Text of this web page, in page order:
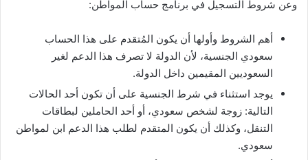
وعن شروط التسجيل في برنامج حساب المواطن:
أهم الشروط وأولها أن يكون المُتقدم على هذا الحساب
سعودي الجنسية، لأن الدولة لا تصرف هذا الدعم لغير
السعوديين المقيمين داخل الدولة.
يوجد استثناء في شرط الجنسية على أن تكون أحد الحالات
التالية: زوجة لشخص سعودي، أو أحد الحاملين لبطاقات
التنقل، وكذلك أن يكون المتقدم لطلب هذا الدعم ابن لمواطن
سعودي.